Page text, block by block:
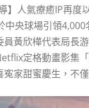
】人氣療癒IP再
中央球場引領
員黃欣樺代表局長
定格動畫影集
家甜蜜慶生，不